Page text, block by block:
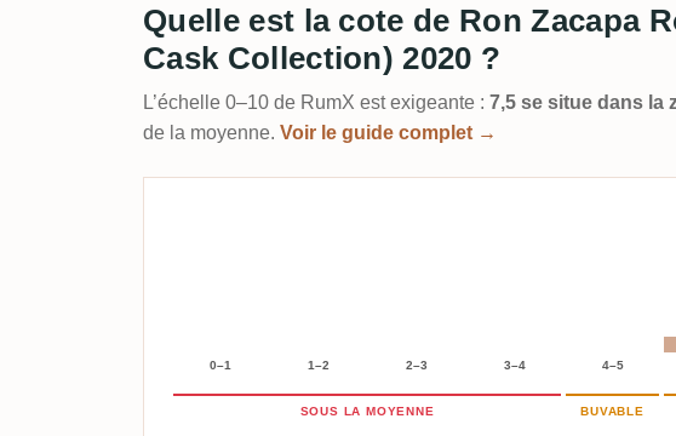
Quelle est la cote de Ron Zacapa
Cask Collection) 2020 ?
L’échelle 0–10 de RumX est exigeante : 7,5 se situe dans la
de la moyenne. Voir le guide complet →
0–1 1–2 2–3 3–4 4–5
SOUS LA MOYENNE BUVABLE